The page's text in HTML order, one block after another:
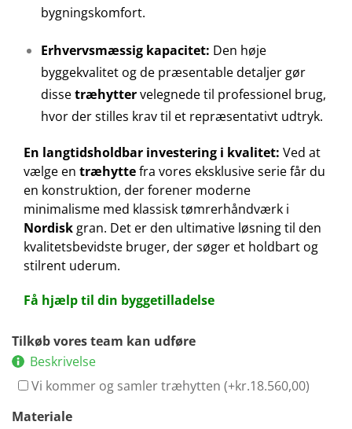
bygningskomfort.
Erhvervsmæssig kapacitet: Den høje
byggekvalitet og de præsentable detaljer gør
dissetræhyttervelegnede til professionel brug,
hvor der stilles krav til et repræsentativt udtryk.
En langtidsholdbar investering i kvalitet: Ved at
vælge en træhyttefra vores eksklusive serie får du
en konstruktion, der forener moderne
minimalisme med klassisk tømrerhåndværk i
Nordisk gran. Det er den ultimative løsning til den
kvalitetsbevidste bruger, der søger et holdbart og
stilrent uderum.
Få hjælp til din byggetilladelse
Tilkøb vores team kan udføre
Beskrivelse
Vi kommer og samler træhytten (+kr.18.560,00)
Materiale